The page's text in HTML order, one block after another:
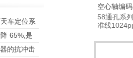
车定位系
65%,是
案
的抗冲击
空心轴编
58通孔系
准线